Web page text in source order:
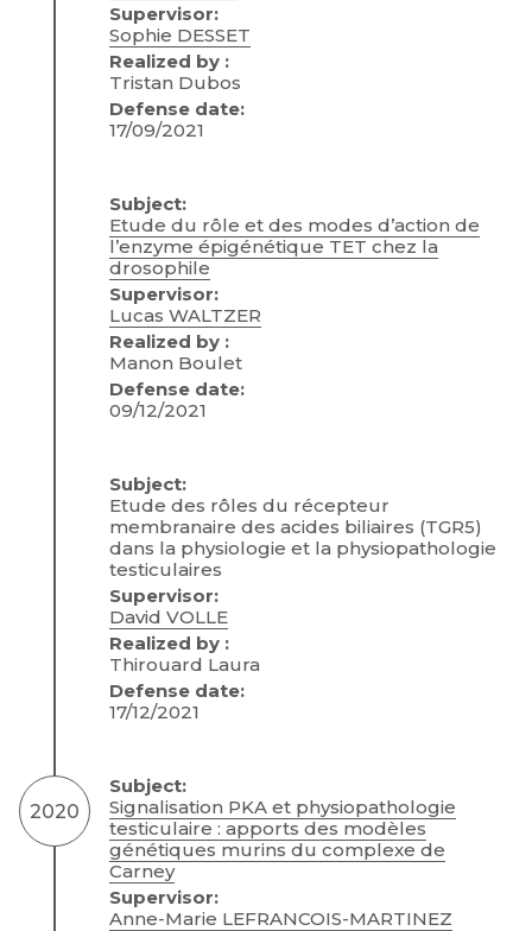
Supervisor:
Sophie DESSET
Realized by :
Tristan Dubos
Defense date:
17/09/2021
Subject:
Etude du rôle et des modes d’action de
l’enzyme épigénétique TET chez la
drosophile
Supervisor:
Lucas WALTZER
Realized by :
Manon Boulet
Defense date:
09/12/2021
Subject:
Etude des rôles du récepteur
membranaire des acides biliaires (TGR5)
dans la physiologie et la physiopathologie
testiculaires
Supervisor:
David VOLLE
Realized by :
Thirouard Laura
Defense date:
17/12/2021
2020
Subject:
Signalisation PKA et physiopathologie
testiculaire : apports des modèles
génétiques murins du complexe de
Carney
Supervisor:
Anne-Marie LEFRANCOIS-MARTINEZ